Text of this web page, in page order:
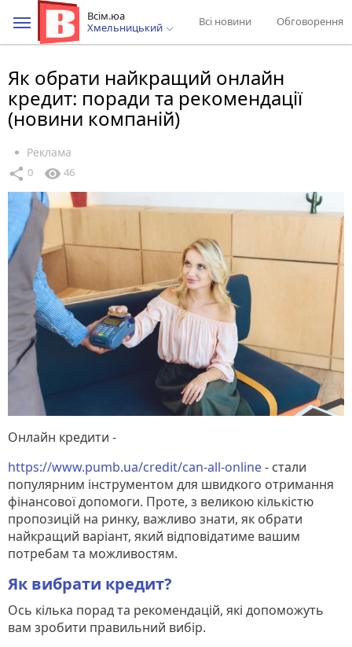
Всім.юа
Хмельницький
Всі новини Обговорення
Як обрати найкращий онлайн
кредит: поради та рекомендації
(новини компаній)
Реклама
share 0 visibility 46
Онлайн кредити -
https://www.pumb.ua/credit/can-all-online- стали
популярним інструментом для швидкого отримання
фінансової допомоги. Проте, з великою кількістю
пропозицій на ринку, важливо знати, як обрати
найкращий варіант, який відповідатиме вашим
потребам та можливостям.
Як вибрати кредит?
Ось кілька порад та рекомендацій, які допоможуть
вам зробити правильний вибір.